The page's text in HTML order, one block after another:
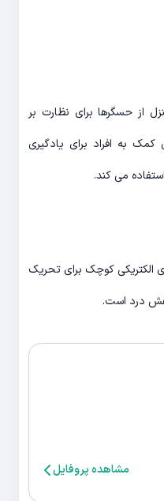
از حسگرها برای نظارت بر
کمک به افراد برای یادگیری
می کند.
الکتریکی کوچک برای تحریک
درد است.
مشاهده پروفایل